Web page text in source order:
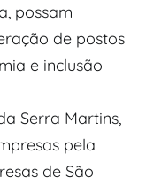
possam
de postos
e inclusão
Serra Martins,
pela
de São